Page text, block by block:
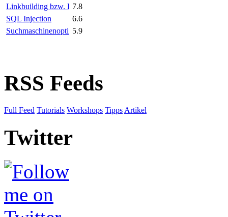
Linkbuilding bzw. Linkaufbau
7.8
SQL Injection
6.6
Suchmaschinenoptimierung (SEO)
5.9
RSS Feeds
Full Feed Tutorials Workshops Tipps Artikel
Twitter